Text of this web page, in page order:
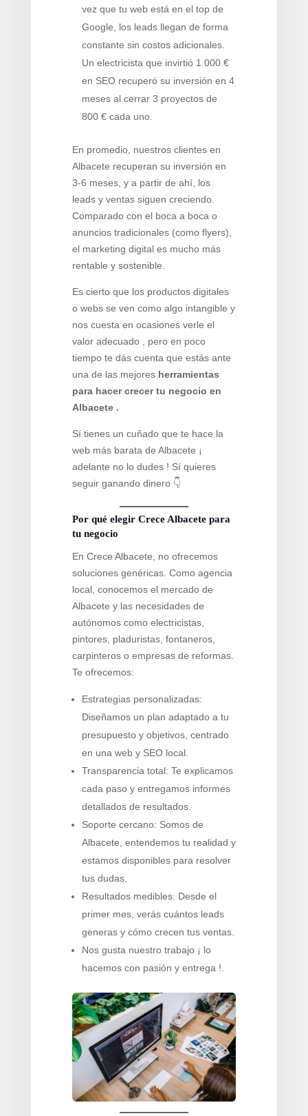
vez que tu web está en el top de
Google, los leads llegan de forma
constante sin costos adicionales.
Un electricista que invirtió 1.000 €
en SEO recuperó su inversión en 4
meses al cerrar 3 proyectos de
800 € cada uno.
En promedio, nuestros clientes en
Albacete recuperan su inversión en
3-6 meses, y a partir de ahí, los
leads y ventas siguen creciendo.
Comparado con el boca a boca o
anuncios tradicionales (como flyers),
el marketing digital es mucho más
rentable y sostenible.
Es cierto que los productos digitales
o webs se ven como algo intangible y
nos cuesta en ocasiones verle el
valor adecuado , pero en poco
tiempo te dás cuenta que estás ante
una de las mejores herramientas
para hacer crecer tu negocio en
Albacete .
Sí tienes un cuñado que te hace la
web más barata de Albacete ¡
adelante no lo dudes ! Sí quieres
seguir ganando dinero 👇
Por qué elegir Crece Albacete para
tu negocio
En Crece Albacete, no ofrecemos
soluciones genéricas. Como agencia
local, conocemos el mercado de
Albacete y las necesidades de
autónomos como electricistas,
pintores, pladuristas, fontaneros,
carpinteros o empresas de reformas.
Te ofrecemos:
Estrategias personalizadas:
Diseñamos un plan adaptado a tu
presupuesto y objetivos, centrado
en una web y SEO local.
Transparencia total: Te explicamos
cada paso y entregamos informes
detallados de resultados.
Soporte cercano: Somos de
Albacete, entendemos tu realidad y
estamos disponibles para resolver
tus dudas.
Resultados medibles: Desde el
primer mes, verás cuántos leads
generas y cómo crecen tus ventas.
Nos gusta nuestro trabajo ¡ lo
hacemos con pasión y entrega !.